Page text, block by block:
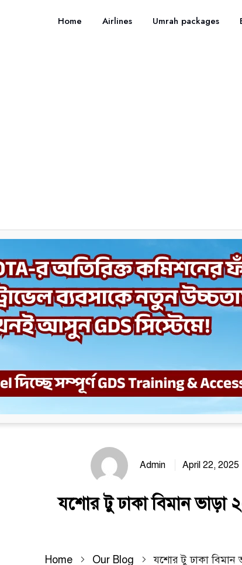
Home Airlines Umrah packages
Admin April 22, 2025
যশোর টু ঢাকা বিমান ভাড়া
Home Our Blog যশোর টু ঢাকা বিমান